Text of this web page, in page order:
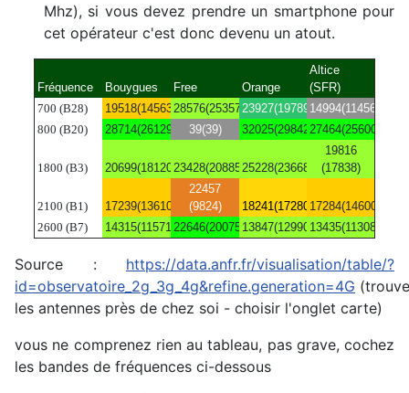
Mhz), si vous devez prendre un smartphone pour
cet opérateur c'est donc devenu un atout.
Fréquence Bouygues Free Orange
Altice
(SFR)
700 (B28)
19518(14563)28576(25357)23927(19789)14994(11456)
800 (B20)
28714(26129) 39(39) 32025(29842)27464(25600)
1800 (B3) 20699(18120)23428(20885)25228(23668)
19816
(17838)
2100 (B1) 17239(13610)
22457
(9824)
18241(17280)17284(14600)
2600 (B7)
14315(11571)22646(20075)13847(12990)13435(11308)
Source : https://data.anfr.fr/visualisation/table/?
id=observatoire_2g_3g_4g&refine.generation=4G
les antennes près de chez soi - choisir l'onglet carte)
vous ne comprenez rien au tableau, pas grave, cochez
les bandes de fréquences ci-dessous